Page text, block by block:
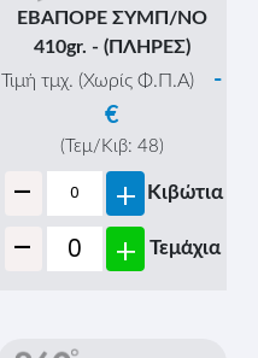
ΕΒΑΠΟΡΕ ΣΥΜΠ/ΝΟ
410gr. - (ΠΛΗΡΕΣ)
Τιμή τμχ. (Χωρίς Φ.Π.Α)
-
€
(Τεμ/Κιβ: 48)
- + Κιβώτια
- + Τεμάχια